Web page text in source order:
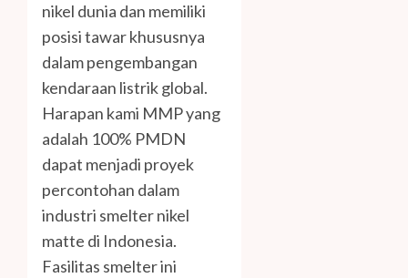
nikel dunia dan memiliki
posisi tawar khususnya
dalam pengembangan
kendaraan listrik global.
Harapan kami MMP yang
adalah 100% PMDN
dapat menjadi proyek
percontohan dalam
industri smelter nikel
matte di Indonesia.
Fasilitas smelter ini